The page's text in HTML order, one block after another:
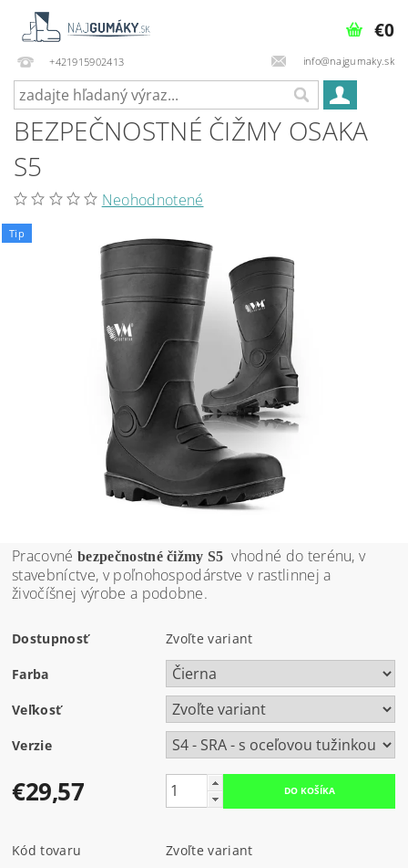
+421915902413 info@najgumaky.sk
€0
BEZPEČNOSTNÉ ČIŽMY OSAKA
S5
Neohodnotené
Tip
Pracovné bezpečnostné čižmy S5 vhodné do terénu, v
stavebníctve, v poľnohospodárstve v rastlinnej a
živočíšnej výrobe a podobne.
Dostupnosť Zvoľte variant
Farba
Veľkosť
Verzie
€29,57
Kód tovaru
Zvoľte variant